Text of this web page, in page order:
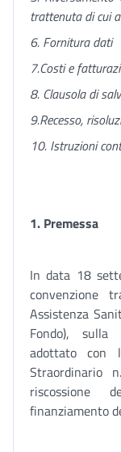
trattenuta di cui
6. Fornitura dati
7.Costi e
8. Clausola di
9.Recesso,
10. Istruzioni
1. Premessa
In data 18
convenzione
Assistenza
Fondo), sulla
adottato con
Straordinario
riscossione
finanziamento